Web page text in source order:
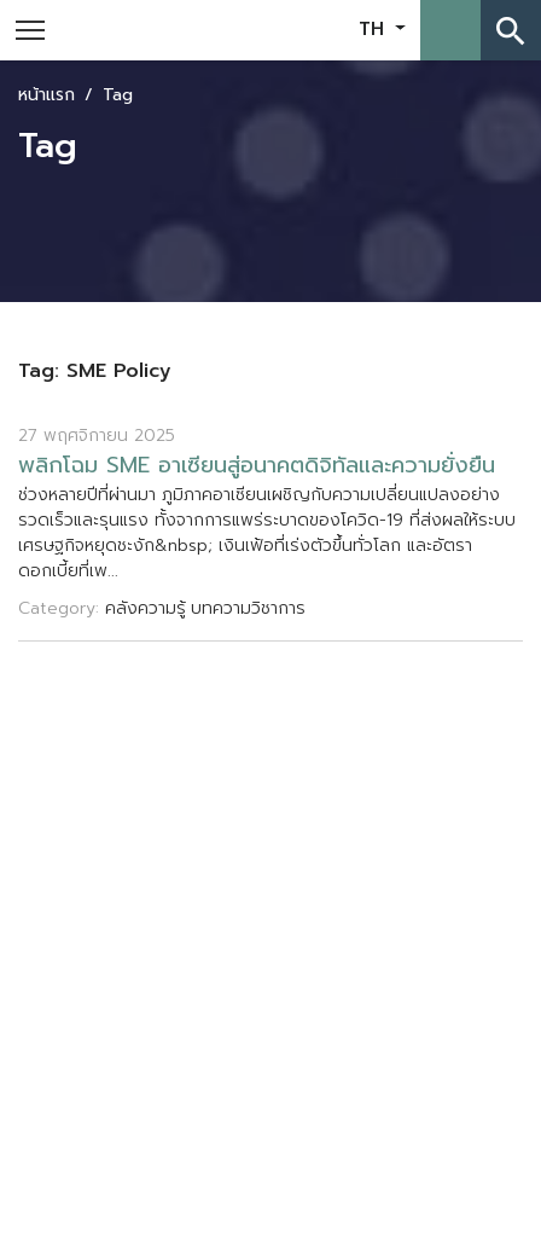
TH search
หน้าแรก Tag
Tag
Tag: SME Policy
27 พฤศจิกายน 2025
พลกโฉม SME อาเซยนสอนาคตดจทลและความยงยน
ชวงหลายปทผานมา ภมภาคอาเซยนเผชญกบความเปลยนแปลงอยาง
รวดเรวและรนแรง ทงจากการแพรระบาดของโควด-19 ทสงผลใหระบบ
เศรษฐกจหยดชะงก&nbsp; เงนเฟอทเรงตวขนทวโลก และอตรา
ดอกเบยทเพ...
Category: คลังความรู้บทความวิชาการ